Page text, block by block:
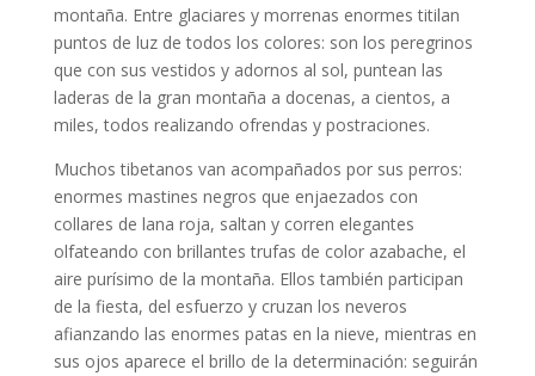
montaña. Entre glaciares y morrenas enormes titilan
puntos de luz de todos los colores: son los peregrinos
que con sus vestidos y adornos al sol, puntean las
laderas de la gran montaña a docenas, a cientos, a
miles, todos realizando ofrendas y postraciones.
Muchos tibetanos van acompañados por sus perros:
enormes mastines negros que enjaezados con
collares de lana roja, saltan y corren elegantes
olfateando con brillantes trufas de color azabache, el
aire purísimo de la montaña. Ellos también participan
de la fiesta, del esfuerzo y cruzan los neveros
afianzando las enormes patas en la nieve, mientras en
sus ojos aparece el brillo de la determinación: seguirán